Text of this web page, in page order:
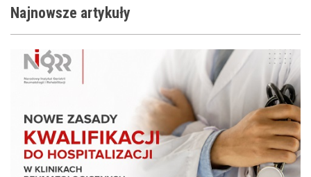
Najnowsze artykuły